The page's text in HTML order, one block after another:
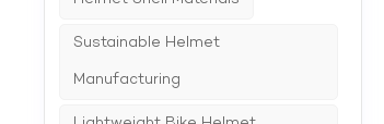
Sustainable Helmet
Manufacturing